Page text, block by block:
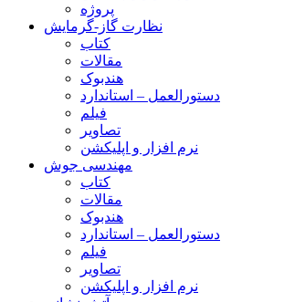
پروژه
نظارت گاز-گرمایش
کتاب
مقالات
هندبوک
دستورالعمل – استاندارد
فیلم
تصاویر
نرم افزار و اپلیکشن
مهندسی جوش
کتاب
مقالات
هندبوک
دستورالعمل – استاندارد
فیلم
تصاویر
نرم افزار و اپلیکشن